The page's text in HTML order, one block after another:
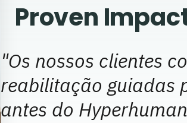
Proven
"Os nossos clientes
reabilitação guiadas
antes do